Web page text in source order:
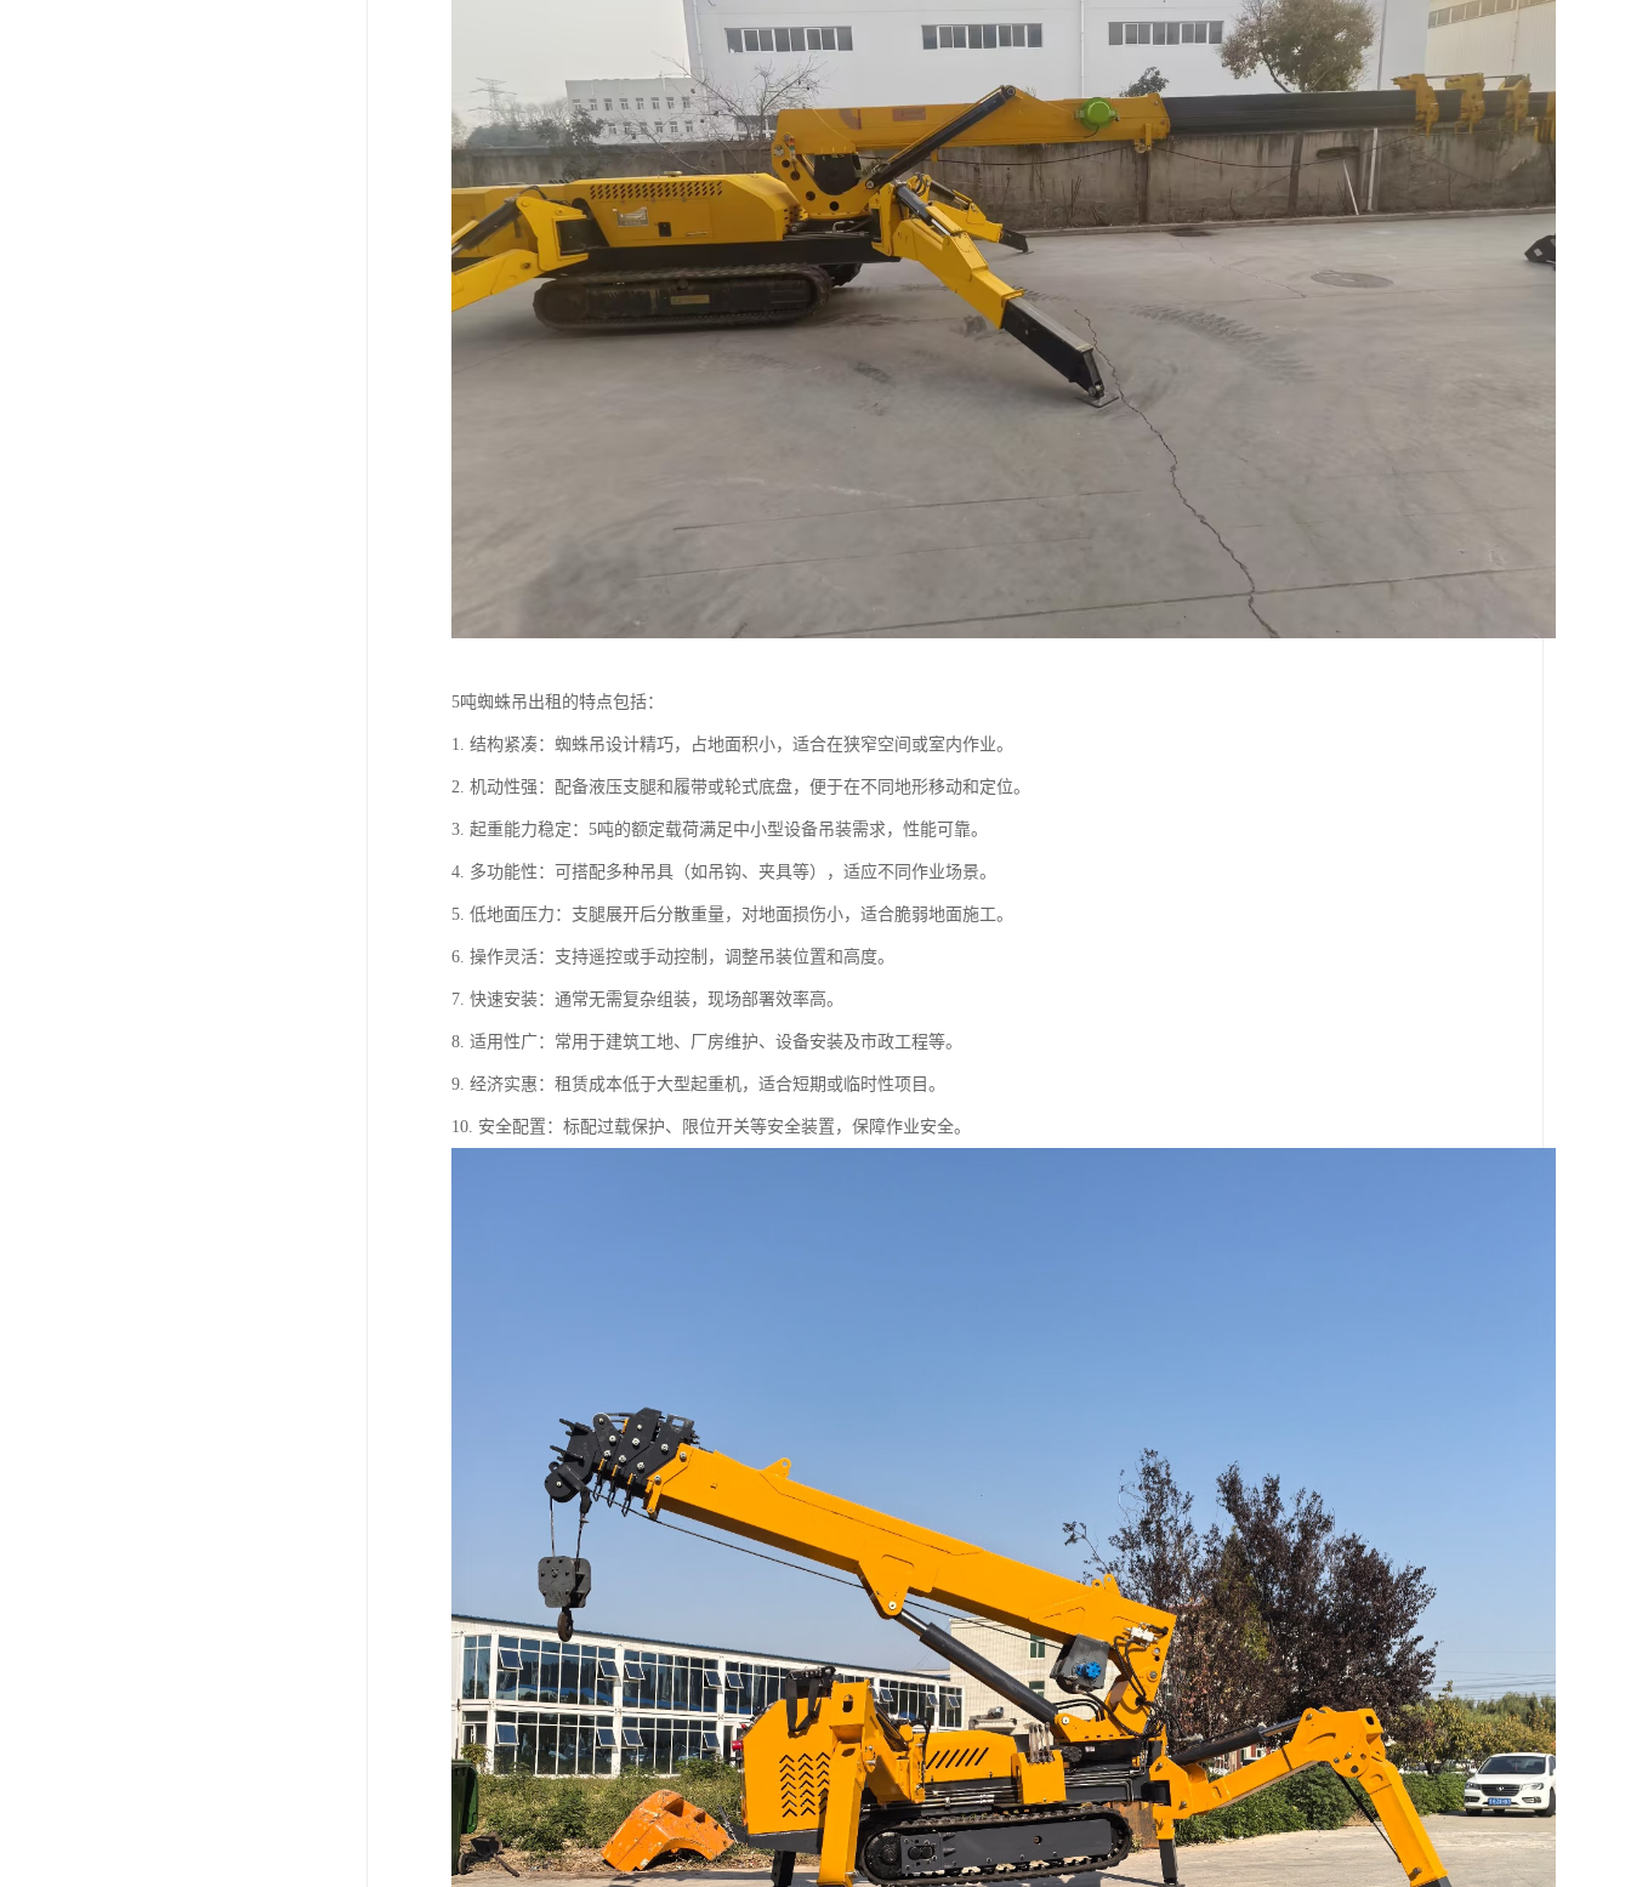
5吨蜘蛛吊出租的特点包括：
1. 结构紧凑：蜘蛛吊设计精巧，占地面积小，适合在狭窄空间或室内作业。
2. 机动性强：配备液压支腿和履带或轮式底盘，便于在不同地形移动和定位。
3. 起重能力稳定：5吨的额定载荷满足中小型设备吊装需求，性能可靠。
4. 多功能性：可搭配多种吊具（如吊钩、夹具等），适应不同作业场景。
5. 低地面压力：支腿展开后分散重量，对地面损伤小，适合脆弱地面施工。
6. 操作灵活：支持遥控或手动控制，调整吊装位置和高度。
7. 快速安装：通常无需复杂组装，现场部署效率高。
8. 适用性广：常用于建筑工地、厂房维护、设备安装及市政工程等。
9. 经济实惠：租赁成本低于大型起重机，适合短期或临时性项目。
10. 安全配置：标配过载保护、限位开关等安全装置，保障作业安全。